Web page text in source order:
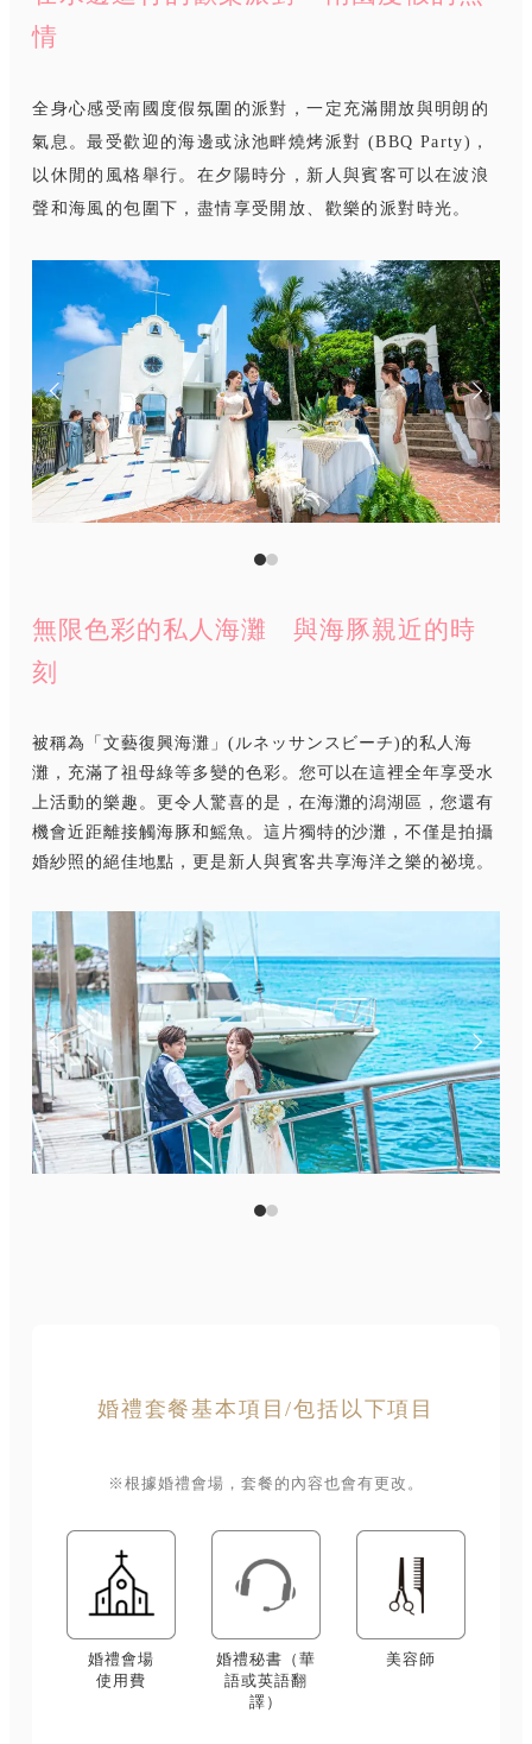
情
全身心感受南國度假氛圍的派對，一定充滿開放與明朗的
氣息。最受歡迎的海邊或泳池畔燒烤派對 (BBQ Party)，
以休閒的風格舉行。在夕陽時分，新人與賓客可以在波浪
聲和海風的包圍下，盡情享受開放、歡樂的派對時光。
無限色彩的私人海灘 與海豚親近的時
刻
被稱為「文藝復興海灘」(ルネッサンスビーチ)的私人海
灘，充滿了祖母綠等多變的色彩。您可以在這裡全年享受水
上活動的樂趣。更令人驚喜的是，在海灘的潟湖區，您還有
機會近距離接觸海豚和鰩魚。這片獨特的沙灘，不僅是拍攝
婚紗照的絕佳地點，更是新人與賓客共享海洋之樂的祕境。
婚禮套餐基本項目/包括以下項目
※根據婚禮會場，套餐的內容也會有更改。
婚禮會場
使用費
婚禮秘書（華
語或英語翻
譯）
美容師